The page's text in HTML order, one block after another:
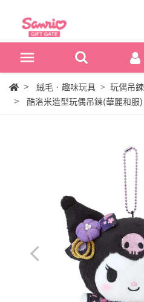
絨毛‧趣味玩具
玩偶吊鍊
酷洛米造型玩偶吊鍊(華麗和服)